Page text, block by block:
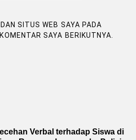
SITUS WEB SAYA PADA
SAYA BERIKUTNYA.
Verbal terhadap Siswa di